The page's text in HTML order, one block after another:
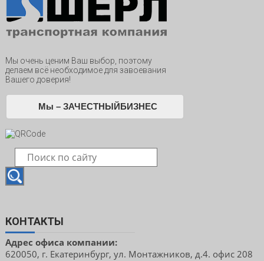
Мы очень ценим Ваш выбор, поэтому
делаем всё необходимое для завоевания
Вашего доверия!
Мы – ЗАЧЕСТНЫЙБИЗНЕС
КОНТАКТЫ
Адрес офиса компании:
620050, г. Екатеринбург, ул. Монтажников, д.4. офис 208